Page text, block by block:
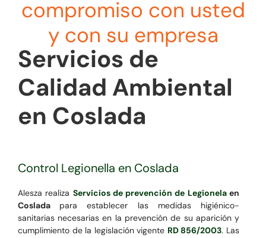
compromiso con usted
y con su empresa
Servicios de
Calidad Ambiental
en Coslada
Control Legionella en Coslada
Alesza realiza Servicios de prevención de Legionelaen
Coslada para establecer las medidas higiénico-
sanitarias necesarias en la prevención de su aparición y
cumplimiento de la legislación vigente RD 856/2003. Las